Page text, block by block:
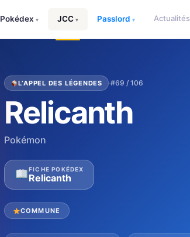
Pokédex ▾ JCC ▾ Passlord ▾ Actualités
L’APPEL DES LÉGENDES ·#69 / 106
Relicanth
Pokémon
FICHE POKÉDEX
Relicanth
COMMUNE